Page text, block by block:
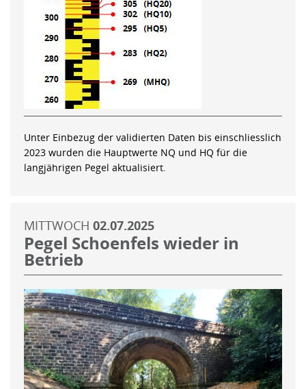
Unter Einbezug der validierten Daten bis einschliesslich
2023 wurden die Hauptwerte NQ und HQ für die
langjährigen Pegel aktualisiert.
MITTWOCH 02.07.2025
Pegel Schoenfels wieder in
Betrieb